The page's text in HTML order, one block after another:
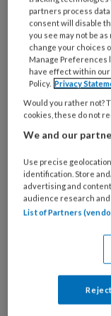
Slechts 35
afspraak bij
dan twee
voeten
dit probleem
procent). De
die langere
dokter te
partners process
consent will disable
you see may not be
change your choices
Manage Preferences
have effect within
Policy. Privacy
Would you rather not?
cookies, these do not
We and our
Use precise
identification. Store
advertising and
audience research
List of Partners